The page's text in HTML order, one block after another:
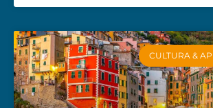
CULTURA &